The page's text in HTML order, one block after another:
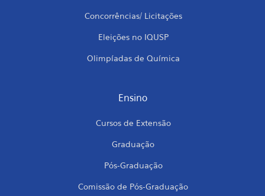
Concorrências/ Licitações
Eleições no IQUSP
Olimpíadas de Química
Ensino
Cursos de Extensão
Graduação
Pós-Graduação
Comissão de Pós-Graduação